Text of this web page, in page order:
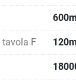
tavola F